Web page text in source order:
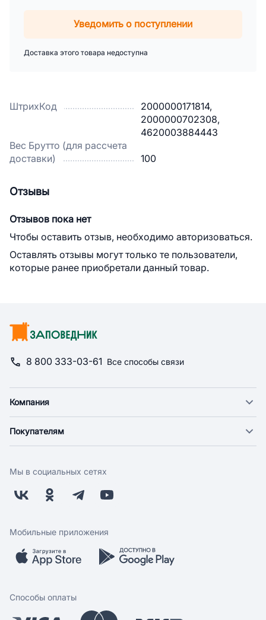
ШтрихКод
2000000171814,
2000000702308,
4620003884443
Вес Брутто (для рассчета
доставки)
100
Уведомить о поступлении
Доставка этого товара недоступна
Отзывы
Отзывов пока нет
Чтобы оставить отзыв, необходимо авторизоваться.
Оставлять отзывы могут только те пользователи,
которые ранее приобретали данный товар.
8 800 333-03-61 Все способы связи
Компания
Новости
Поставщикам
Заводчикам
Обратная связь
Покупателям
Оплата
Бонусная программа
Скидки и акции
Мобильное приложение
Мы в социальных сетях
Мобильные приложения
Способы оплаты